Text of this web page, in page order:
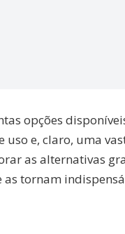
opções
e, claro, uma
as alternativas
tornam